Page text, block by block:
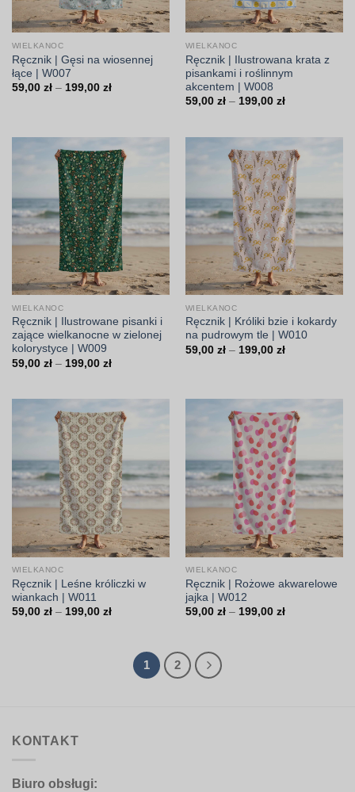
WIELKANOC
Ręcznik | Gęsi na wiosennej
łące | W007
59,00 zł – 199,00 złZakres
199,00 zł
WIELKANOC
Ręcznik | Ilustrowana krata z
pisankami i roślinnym
akcentem | W008
59,00 zł – 199,00 złZakres
199,00 zł
WIELKANOC
Ręcznik | Ilustrowane pisanki i
zające wielkanocne w zielonej
kolorystyce | W009
59,00 zł – 199,00 złZakres
199,00 zł
WIELKANOC
Ręcznik | Króliki bzie i kokardy
na pudrowym tle | W010
59,00 zł – 199,00 złZakres
199,00 zł
WIELKANOC
Ręcznik | Leśne króliczki w
wiankach | W011
59,00 zł – 199,00 złZakres
199,00 zł
WIELKANOC
Ręcznik | Rożowe akwarelowe
jajka | W012
59,00 zł – 199,00 złZakres
1 2
KONTAKT
Biuro obsługi: